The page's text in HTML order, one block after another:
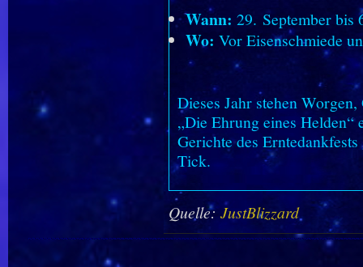
Wann: 29. September bis
Wo: Vor Eisenschmiede
Dieses Jahr stehen
„Die Ehrung eines
Gerichte des
Tick.
Quelle:JustBlizzard